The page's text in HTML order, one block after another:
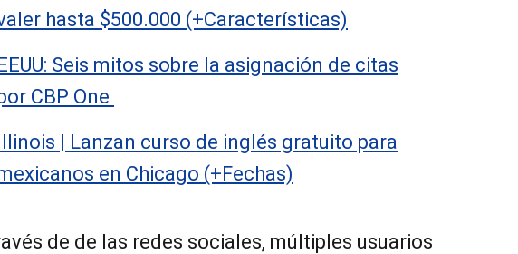
hasta $500.000 (+Características)
Seis mitos sobre la asignación de citas
CBP One
| Lanzan curso de inglés gratuito para
en Chicago (+Fechas)
de de las redes sociales, múltiples usuarios